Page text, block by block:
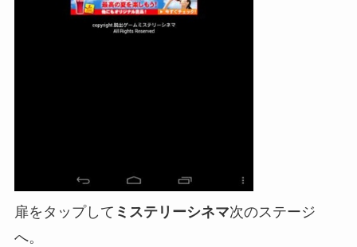
扉をタップして ミステリーシネマ次のステージ
へ。